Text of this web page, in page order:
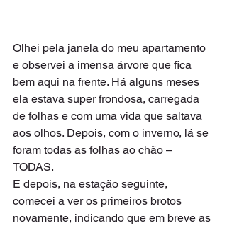
Olhei pela janela do meu apartamento
e observei a imensa árvore que fica
bem aqui na frente. Há alguns meses
ela estava super frondosa, carregada
de folhas e com uma vida que saltava
aos olhos. Depois, com o inverno, lá se
foram todas as folhas ao chão –
TODAS.
E depois, na estação seguinte,
comecei a ver os primeiros brotos
novamente, indicando que em breve as